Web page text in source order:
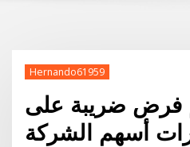
Hernando61959
فرض ضريبة على
أسهم الشركة